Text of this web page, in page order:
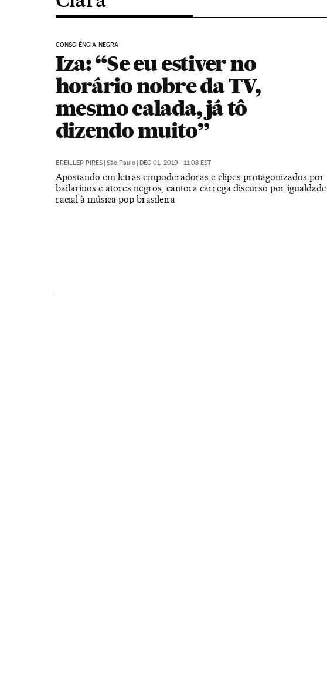
CONSCIÊNCIA NEGRA
Iza: “Se eu estiver no
horário nobre da TV,
mesmo calada, já tô
dizendo muito”
BREILLER PIRES | São Paulo | DEC 01, 2019 - 11:08 EST
Apostando em letras empoderadoras e clipes protagonizados por
bailarinos e atores negros, cantora carrega discurso por igualdade
racial à música pop brasileira